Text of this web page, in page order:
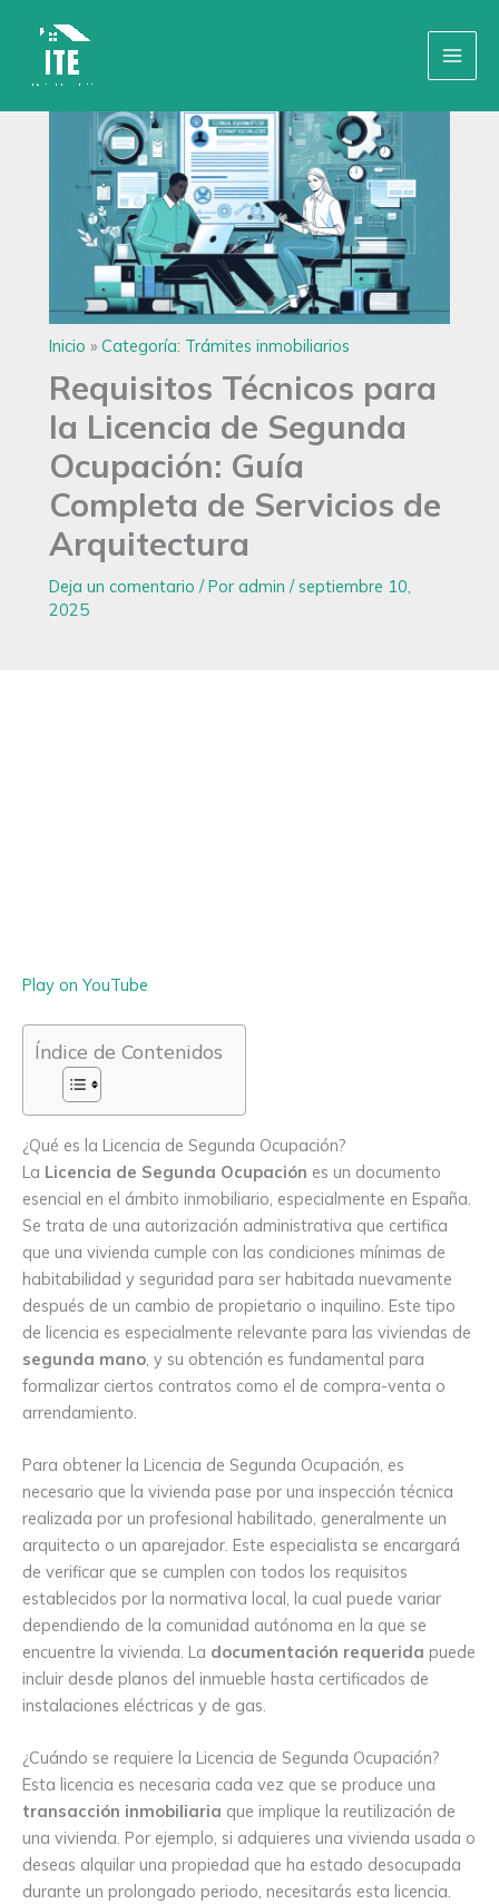
Inicio » Categoría: Trámites inmobiliarios
Requisitos Técnicos para
la Licencia de Segunda
Ocupación: Guía
Completa de Servicios de
Arquitectura
Deja un comentario / Por admin /septiembre 10,
2025
Play on YouTube
Índice de Contenidos
¿Qué es la Licencia de Segunda Ocupación?
La Licencia de Segunda Ocupación es un documento
esencial en el ámbito inmobiliario, especialmente en España.
Se trata de una autorización administrativa que certifica
que una vivienda cumple con las condiciones mínimas de
habitabilidad y seguridad para ser habitada nuevamente
después de un cambio de propietario o inquilino. Este tipo
de licencia es especialmente relevante para las viviendas de
segunda mano , y su obtención es fundamental para
formalizar ciertos contratos como el de compra-venta o
arrendamiento.
Para obtener la Licencia de Segunda Ocupación, es
necesario que la vivienda pase por una inspección técnica
realizada por un profesional habilitado, generalmente un
arquitecto o un aparejador. Este especialista se encargará
de verificar que se cumplen con todos los requisitos
establecidos por la normativa local, la cual puede variar
dependiendo de la comunidad autónoma en la que se
encuentre la vivienda. La documentación requerida puede
incluir desde planos del inmueble hasta certificados de
instalaciones eléctricas y de gas.
¿Cuándo se requiere la Licencia de Segunda Ocupación?
Esta licencia es necesaria cada vez que se produce una
transacción inmobiliaria que implique la reutilización de
una vivienda. Por ejemplo, si adquieres una vivienda usada o
deseas alquilar una propiedad que ha estado desocupada
durante un prolongado periodo, necesitarás esta licencia.